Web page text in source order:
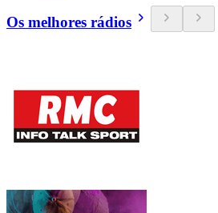
Os melhores rádios